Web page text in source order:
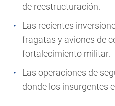
de reestructuración.
Las recientes
fragatas y aviones de
fortalecimiento militar.
Las operaciones de
donde los insurgentes